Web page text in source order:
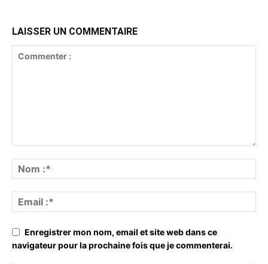
LAISSER UN COMMENTAIRE
Enregistrer mon nom, email et site web dans ce
navigateur pour la prochaine fois que je commenterai.